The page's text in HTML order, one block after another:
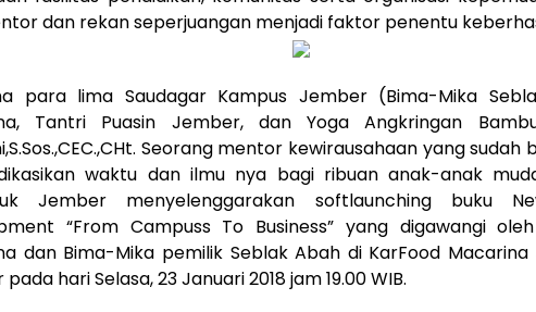
dan rekan seperjuangan menjadi faktor penentu
para lima Saudagar Kampus Jember (Bima-Mika
Tantri Puasin Jember, dan Yoga Angkringan
Seorang mentor kewirausahaan yang
waktu dan ilmu nya bagi ribuan anak-anak
Jember menyelenggarakan softlaunching buku
“From Campuss To Business” yang digawangi
dan Bima-Mika pemilik Seblak Abah di KarFood
hari Selasa, 23 Januari 2018 jam 19.00 WIB.